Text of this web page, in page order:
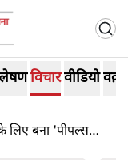
विचारवीडियो
लिए बना 'पीपल्स